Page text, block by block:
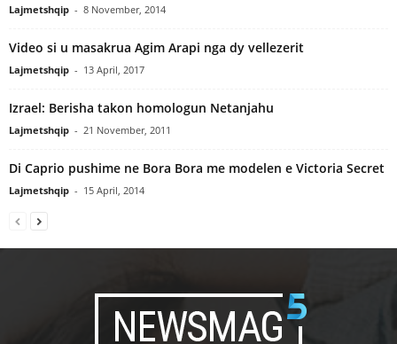
Lajmetshqip - 8 November, 2014
Video si u masakrua Agim Arapi nga dy vellezerit
Lajmetshqip - 13 April, 2017
Izrael: Berisha takon homologun Netanjahu
Lajmetshqip - 21 November, 2011
Di Caprio pushime ne Bora Bora me modelen e Victoria Secret
Lajmetshqip - 15 April, 2014